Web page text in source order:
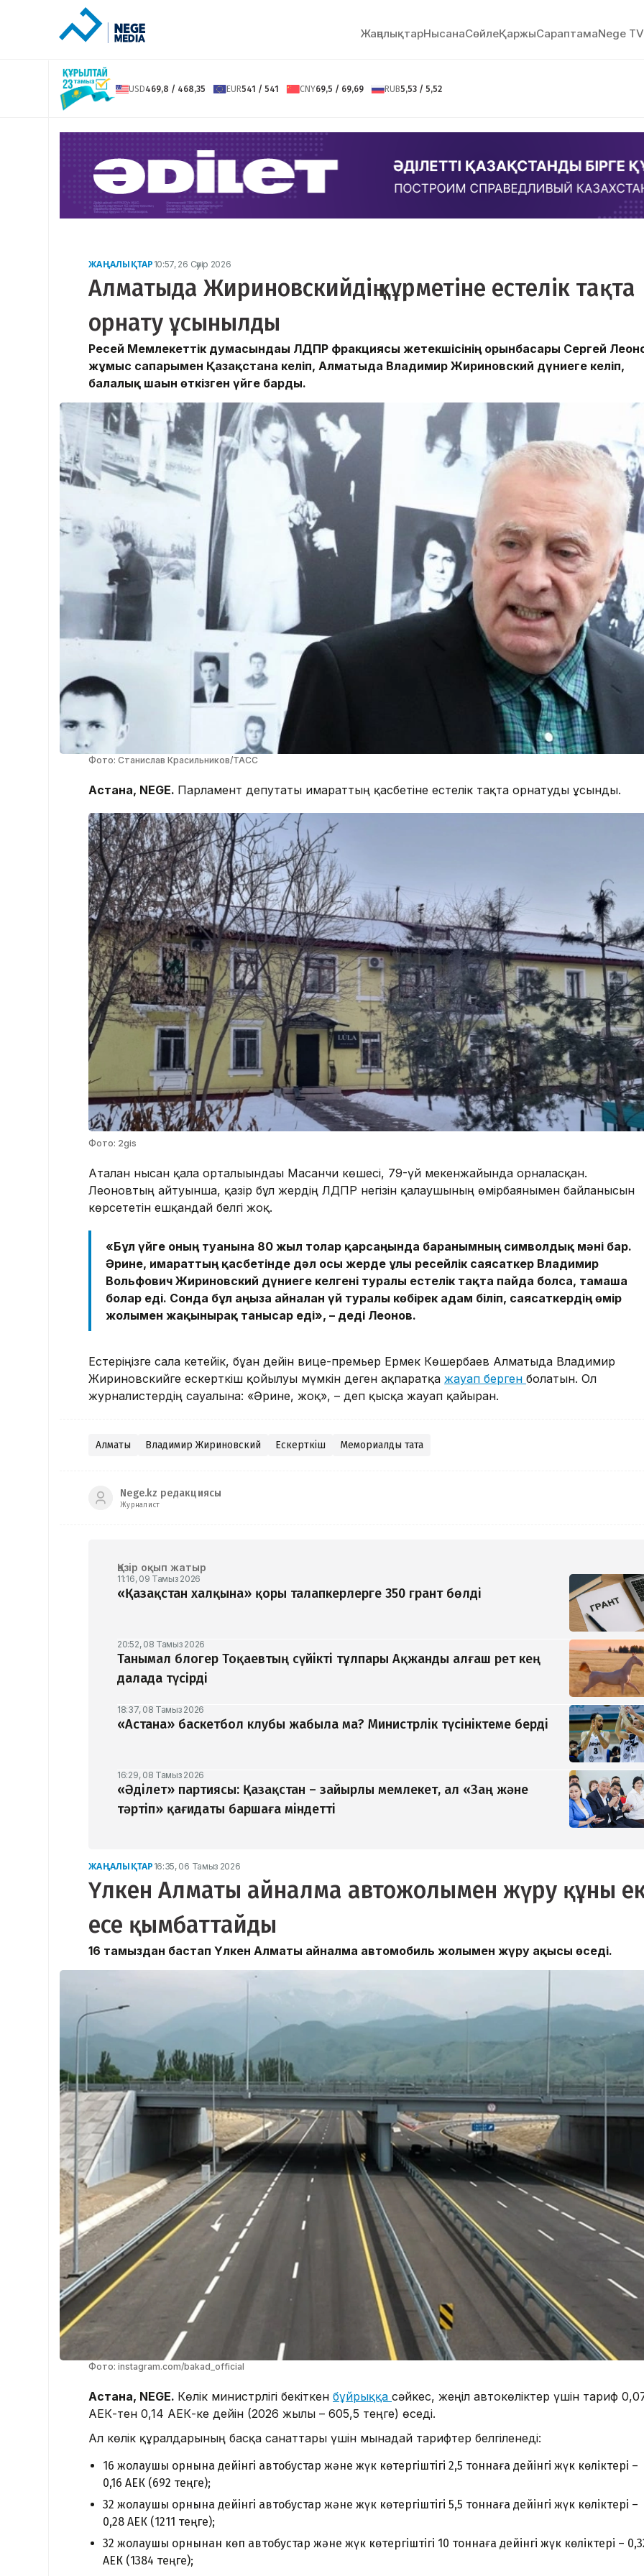
ЖаңалықтарНысанаСөйлeҚаржыСараптамаNege TV
USD469,8 / 468,35 EUR541 / 541 CNY69,5 / 69,69 RUB5,53 / 5,52
ЖАҢАЛЫҚТАР 10:57, 26 Сәуір 2026
Алматыда Жириновскийдің құрметіне естелік тақта
орнату ұсынылды
Ресей Мемлекеттік думасындағы ЛДПР фракциясы жетекшісінің орынбасары Сергей
жұмыс сапарымен Қазақстанға келіп, Алматыда Владимир Жириновский дүниеге келіп,
балалық шағын өткізген үйге барды.
Фото: Станислав Красильников/ТАСС
Астана, NEGE. Парламент депутаты ғимараттың қасбетіне естелік тақта орнатуды ұсынды.
Фото: 2gis
Аталған нысан қала орталығындағы Масанчи көшесі, 79-үй мекенжайында орналасқан.
Леоновтың айтуынша, қазір бұл жердің ЛДПР негізін қалаушының өмірбаянымен байланысын
көрсететін ешқандай белгі жоқ.
«Бұл үйге оның туғанына 80 жыл толар қарсаңында барғанымның символдық мәні бар.
Әрине, ғимараттың қасбетінде дәл осы жерде ұлы ресейлік саясаткер Владимир
Вольфович Жириновский дүниеге келгені туралы естелік тақта пайда болса, тамаша
болар еді. Сонда бұл аңызға айналған үй туралы көбірек адам біліп, саясаткердің өмір
жолымен жақынырақ танысар еді», – деді Леонов.
Естеріңізге сала кетейік, бұған дейін вице-премьер Ермек Көшербаев Алматыда Владимир
Жириновскийге ескерткіш қойылуы мүмкін деген ақпаратқа жауап берген болатын. Ол
журналистердің сауалына: «Әрине, жоқ», – деп қысқа жауап қайырған.
Алматы Владимир Жириновский Ескерткіш Мемориалдық тақта
Nege.kz редакциясы
Журналист
Қазір оқып жатыр
11:16, 09 Тамыз 2026
«Қазақстан халқына» қоры талапкерлерге 350 грант бөлді
20:52, 08 Тамыз 2026
Танымал блогер Тоқаевтың сүйікті тұлпары Ақжанды алғаш рет кең
далада түсірді
18:37, 08 Тамыз 2026
«Астана» баскетбол клубы жабыла ма? Министрлік түсініктеме берді
16:29, 08 Тамыз 2026
«Әділет» партиясы: Қазақстан – зайырлы мемлекет, ал «Заң және
тәртіп» қағидаты баршаға міндетті
ЖАҢАЛЫҚТАР 16:35, 06 Тамыз 2026
Үлкен Алматы айналма автожолымен жүру құны
есе қымбаттайды
16 тамыздан бастап Үлкен Алматы айналма автомобиль жолымен жүру ақысы өседі.
Фото: instagram.com/bakad_official
Астана, NEGE. Көлік министрлігі бекіткен бұйрыққа сәйкес, жеңіл автокөліктер үшін тариф
АЕК-тен 0,14 АЕК-ке дейін (2026 жылы – 605,5 теңге) өседі.
Ал көлік құралдарының басқа санаттары үшін мынадай тарифтер белгіленеді:
16 жолаушы орнына дейінгі автобустар және жүк көтергіштігі 2,5 тоннаға дейінгі жүк көліктері –
0,16 АЕК (692 теңге);
32 жолаушы орнына дейінгі автобустар және жүк көтергіштігі 5,5 тоннаға дейінгі жүк көліктері –
0,28 АЕК (1211 теңге);
32 жолаушы орнынан көп автобустар және жүк көтергіштігі 10 тоннаға дейінгі жүк көліктері –
АЕК (1384 теңге);